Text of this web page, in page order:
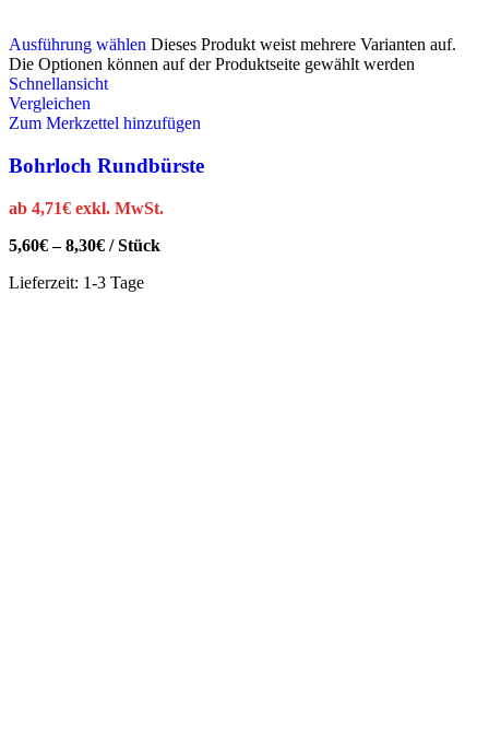
Ausführung wählen Dieses Produkt weist mehrere Varianten auf.
Die Optionen können auf der Produktseite gewählt werden
Schnellansicht
Vergleichen
Zum Merkzettel hinzufügen
Bohrloch Rundbürste
ab 4,71€ exkl. MwSt.
5,60€–8,30€ /Stück
Lieferzeit: 1-3 Tage